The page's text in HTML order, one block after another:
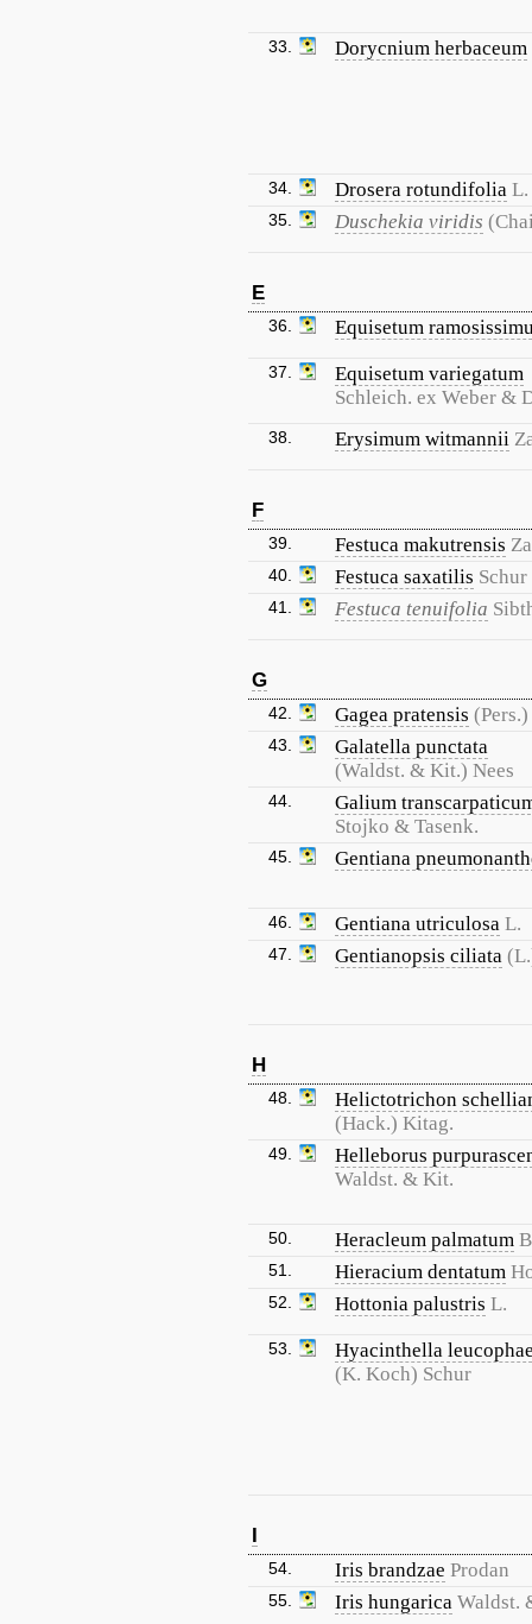
33. Dorycnium herbaceum
34. Drosera rotundifolia L.
35. Duschekia viridis
E
36. Equisetum
37.
Equisetum variegatum
Schleich. ex Weber &
38. Erysimum witmannii
F
39. Festuca makutrensis
40. Festuca saxatilis Schur
41. Festuca tenuifolia
G
42. Gagea pratensis
43.
Galatella punctata
(Waldst. & Kit.) Nees
44.
Galium
Stojko & Tasenk.
45. Gentiana
46. Gentiana utriculosa L.
47. Gentianopsis ciliata
H
48.
Helictotrichon
(Hack.) Kitag.
49.
Helleborus
Waldst. & Kit.
50. Heracleum palmatum
51. Hieracium dentatum
52. Hottonia palustris L.
53.
Hyacinthella
(K. Koch) Schur
I
54. Iris brandzae Prodan
55. Iris hungarica Waldst.